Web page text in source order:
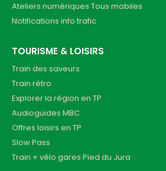
Ateliers numériques Tous mobiles
Notifications info trafic
TOURISME & LOISIRS
Train des saveurs
Train rétro
Explorer la région en TP
Audioguides MBC
Offres loisirs en TP
Slow Pass
Train + vélo gares Pied du Jura